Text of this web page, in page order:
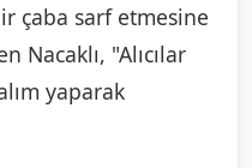
çaba sarf etmesine
Nacaklı, "Alıcılar
yaparak